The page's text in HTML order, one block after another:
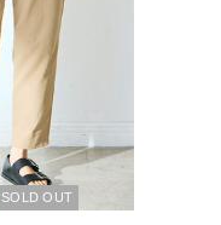
SOLD OUT